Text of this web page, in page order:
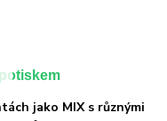
jako MIX s různými